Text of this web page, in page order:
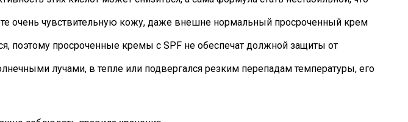
очень чувствительную кожу, даже внешне нормальный просроченный крем
поэтому просроченные кремы с SPF не обеспечат должной защиты от
лучами, в тепле или подвергался резким перепадам температуры, его